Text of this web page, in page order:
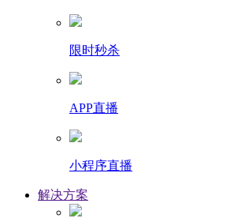
限时秒杀
APP直播
小程序直播
解决方案